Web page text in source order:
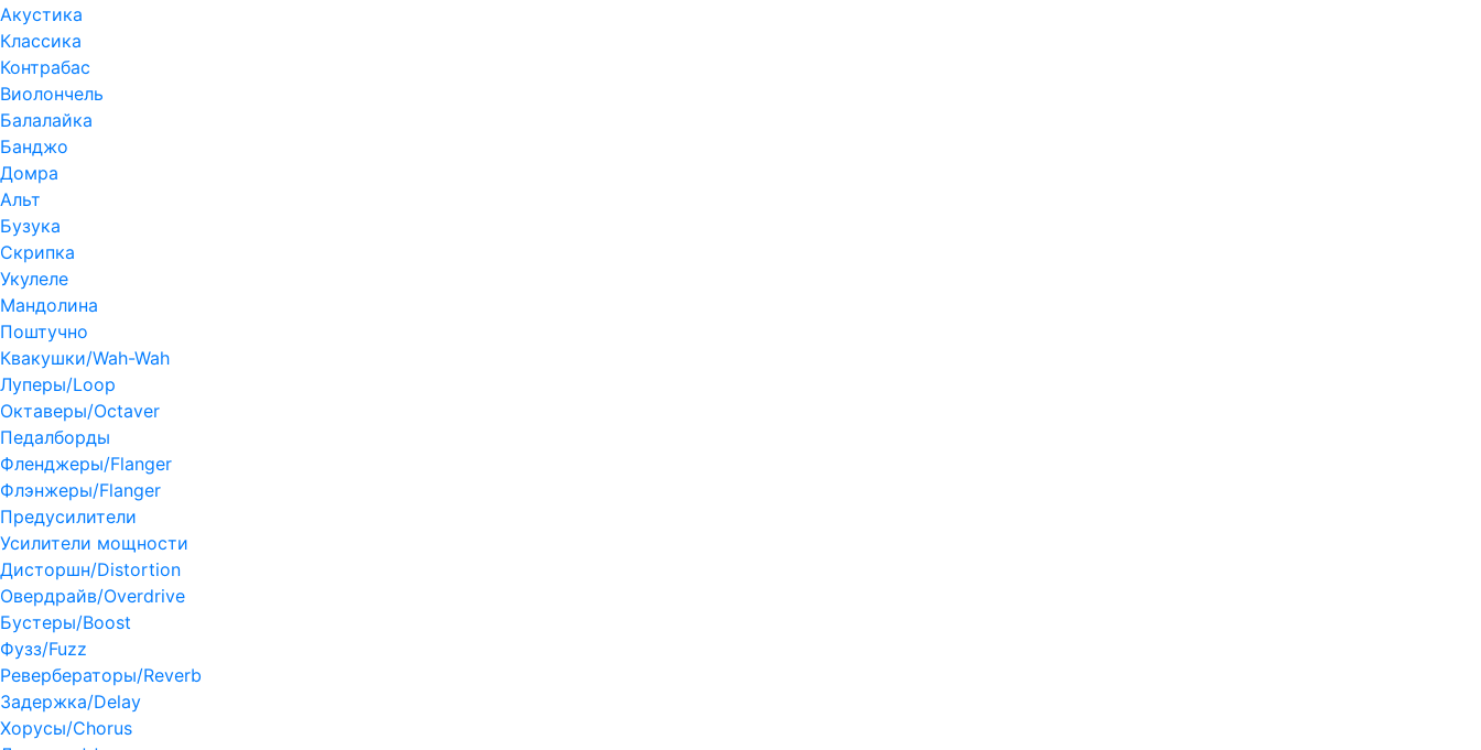
Акустика
Классика
Контрабас
Виолончель
Балалайка
Банджо
Домра
Альт
Бузука
Скрипка
Укулеле
Мандолина
Поштучно
Квакушки/Wah-Wah
Луперы/Loop
Октаверы/Octaver
Педалборды
Фленджеры/Flanger
Флэнжеры/Flanger
Предусилители
Усилители мощности
Дисторшн/Distortion
Овердрайв/Overdrive
Бустеры/Boost
Фузз/Fuzz
Ревербераторы/Reverb
Задержка/Delay
Хорусы/Chorus